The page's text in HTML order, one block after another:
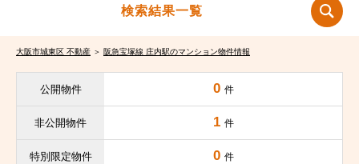
検索結果一覧
大阪市城東区 不動産 ＞ 阪急宝塚線 庄内駅のマンション物件情報
公開物件 0 件
非公開物件 1 件
特別限定物件 0 件